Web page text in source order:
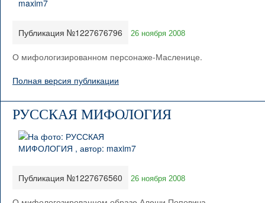
Публикация №1227676796 26 ноября 2008
О мифологизированном персонаже-Масленице.
Полная версия публикации
РУССКАЯ МИФОЛОГИЯ
Публикация №1227676560 26 ноября 2008